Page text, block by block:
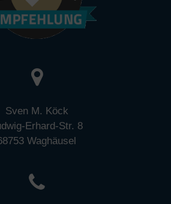
Sven M. Köck
Erhard-Str. 8
Waghäusel